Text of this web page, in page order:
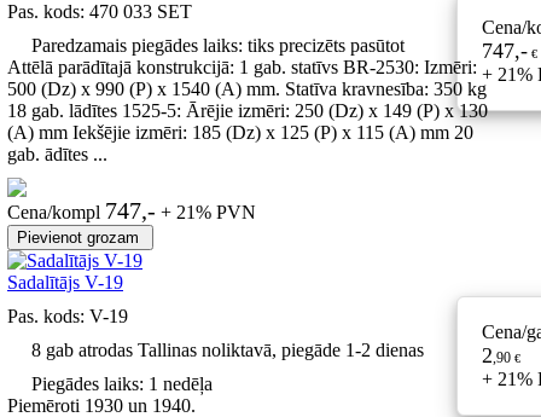
Cena/
747,- €
+ 21%
Pas. kods: 470 033 SET
Paredzamais piegādes laiks: tiks precizēts pasūtot
Attēlā parādītajā konstrukcijā: 1 gab. statīvs BR-2530: Izmēri:
500 (Dz) x 990 (P) x 1540 (A) mm. Statīva kravnesība: 350 kg
18 gab. lādītes 1525-5: Ārējie izmēri: 250 (Dz) x 149 (P) x 130
(A) mm Iekšējie izmēri: 185 (Dz) x 125 (P) x 115 (A) mm 20
gab. ādītes ...
Cena/kompl 747,- + 21% PVN
Cena/
2,90 €
+ 21%
Sadalītājs V-19
Pas. kods: V-19
8 gab atrodas Tallinas noliktavā, piegāde 1-2 dienas
Piegādes laiks: 1 nedēļa
Piemēroti 1930 un 1940.